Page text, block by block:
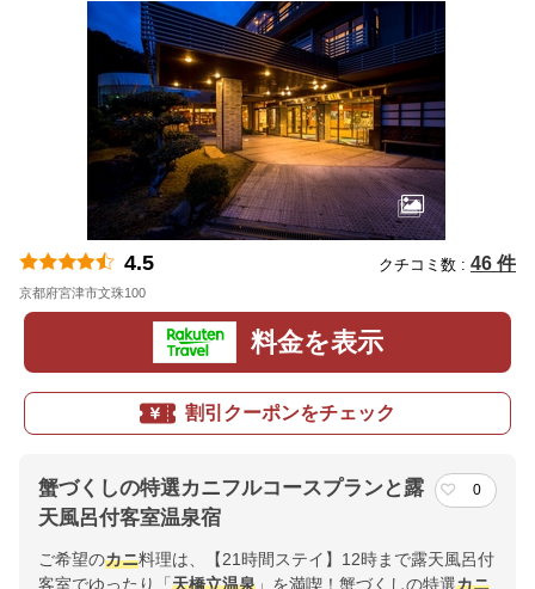
4.5 クチコミ数 : 46 件
京都府宮津市文珠100
料金を表示
割引クーポンをチェック
蟹づくしの特選カニフルコースプランと露
天風呂付客室温泉宿
0
ご希望のカニ料理は、【21時間ステイ】12時まで露天風呂付
客室でゆったり「 天橋立温泉 」を満喫！蟹づくしの特選カニ